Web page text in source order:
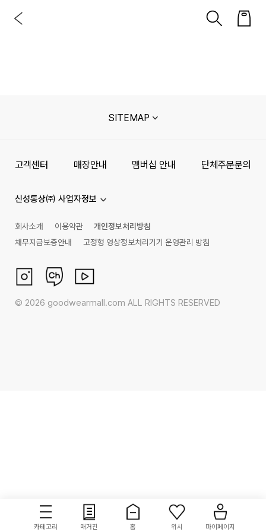
카테고리 매거진 홈 위시 마이페이지
SITEMAP
고객센터 매장안내 멤버십 안내 단체주문문의
신성통상㈜ 사업자정보
회사소개 이용약관
개인정보처리방침
채무지급보증안내
고정형 영상정보처리기기 운영관리 방침
© 2026 goodwearmall.com ALL RIGHTS RESERVED